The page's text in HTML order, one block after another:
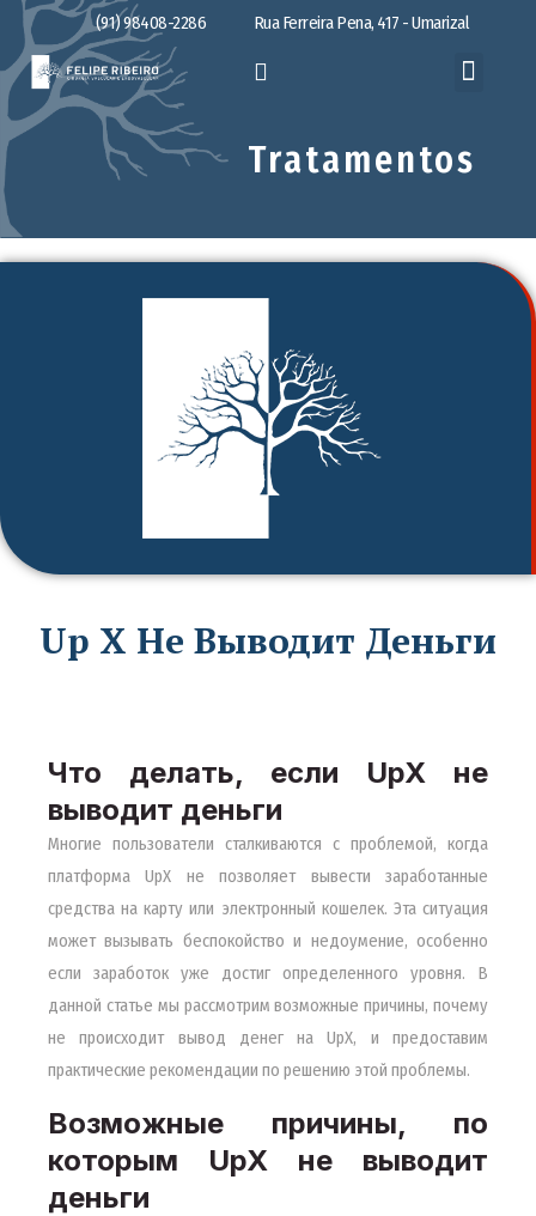
(91) 98408-2286 Rua Ferreira Pena, 417 - Umarizal
Tratamentos
Up X Не Выводит Деньги
Что делать, если UpX не
выводит деньги
Многие пользователи сталкиваются с проблемой, когда
платформа UpX не позволяет вывести заработанные
средства на карту или электронный кошелек. Эта ситуация
может вызывать беспокойство и недоумение, особенно
если заработок уже достиг определенного уровня. В
данной статье мы рассмотрим возможные причины, почему
не происходит вывод денег на UpX, и предоставим
практические рекомендации по решению этой проблемы.
Возможные причины, по
которым UpX не выводит
деньги